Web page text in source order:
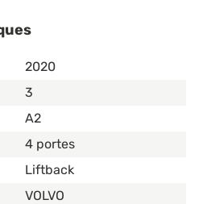
2020
3
A2
4 portes
Liftback
VOLVO